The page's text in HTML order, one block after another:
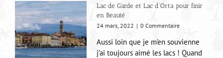
Lac de Garde et Lac d’Orta pour finir
en Beauté
24 mars, 2022 | 0 Commentaire
Aussi loin que je m’en souvienne
j’ai toujours aimé les lacs ! Quand